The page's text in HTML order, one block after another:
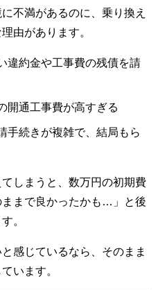
不満があるのに、乗り換え
由があります。
違約金や工事費の残債を請
開通工事費が高すぎる
手続きが複雑で、結局もら
しまうと、数万円の初期費
まで良かったかも…」と後
。
感じているなら、そのまま
います。